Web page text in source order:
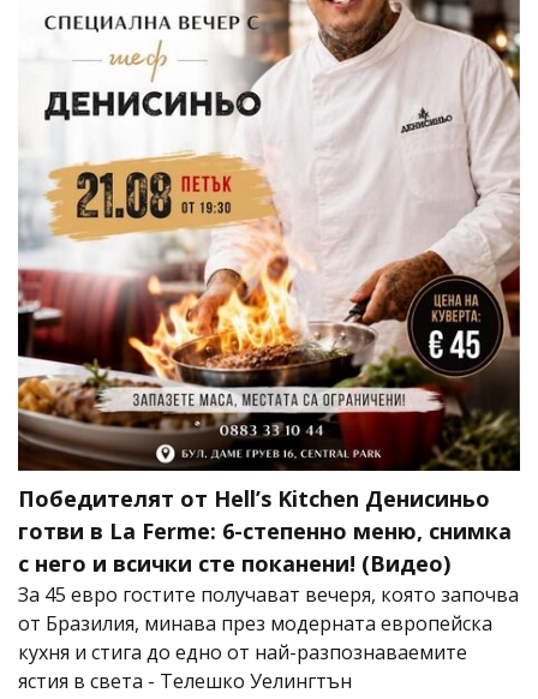
Победителят от Hell’s Kitchen Денисиньо
готви в La Ferme: 6-степенно меню, снимка
с него и всички сте поканени! (Видео)
За 45 евро гостите получават вечеря, която започва
от Бразилия, минава през модерната европейска
кухня и стига до едно от най-разпознаваемите
ястия в света - Телешко Уелингтън